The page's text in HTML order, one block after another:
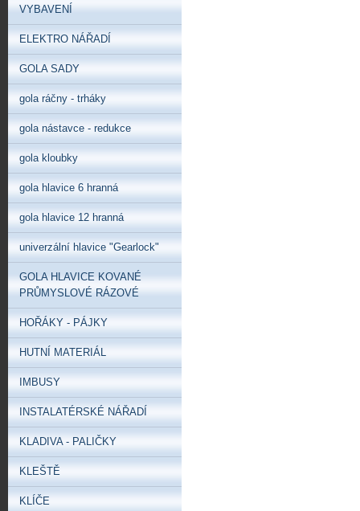
VYBAVENÍ
ELEKTRO NÁŘADÍ
GOLA SADY
gola ráčny - trháky
gola nástavce - redukce
gola kloubky
gola hlavice 6 hranná
gola hlavice 12 hranná
univerzální hlavice "Gearlock"
GOLA HLAVICE KOVANÉ
PRŮMYSLOVÉ RÁZOVÉ
HOŘÁKY - PÁJKY
HUTNÍ MATERIÁL
IMBUSY
INSTALATÉRSKÉ NÁŘADÍ
KLADIVA - PALIČKY
KLEŠTĚ
KLÍČE